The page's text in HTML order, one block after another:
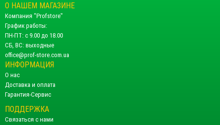
О НАШЕМ МАГАЗИНЕ
Компания "Profstore"
График работы:
ПН-ПТ: с 9.00 до 18.00
СБ, ВС: выходные
office@prof-store.com.ua
ИНФОРМАЦИЯ
О нас
Доставка и оплата
Гарантия-Сервис
ПОДДЕРЖКА
Связаться с нами